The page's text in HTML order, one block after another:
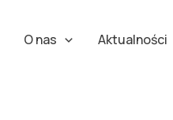
O nas Aktualności